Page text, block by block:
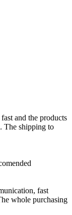
and the products
The shipping to
fast
whole purchasing